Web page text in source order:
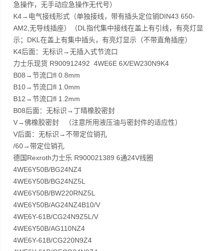
急操作，无手动应急操作无代号）
K4→电气接线形式（单独接线，带有插头定位销DIN43 650-
AM2,无导线插座）（DL指代集中接线在盖上有引线，有亮灯显
示；DKL在盖上有集中插头，有亮灯显示（不带直角插座）
K4后面：无标识→无插入式节流口
力士乐现货 R900912492 4WE6E 6X/EW230N9K4
B08→节流口fl 0.8mm
B10→节流口fl 1.0mm
B12→节流口fl 1.2mm
B08后面：无标识→丁晴橡胶密封
V→佛橡胶密封 （注意所用液压油与密封件的适应性）
V后面：无标识→不带定位销孔
/60→带定位销孔
德国Rexroth力士乐 R900021389 6通24V线圈
4WE6Y50B/BG24NZ4
4WE6Y50B/BG24NZ5L
4WE6Y50B/BW220RNZ5L
4WE6Y50B/AG24NZ4B10/V
4WE6Y-61B/CG24N9Z5L/V
4WE6Y50B/AG110NZ4
4WE6Y-61B/CG220N9Z4